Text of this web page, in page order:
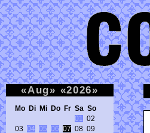
«Aug» «2026»
Mo Di Mi Do Fr Sa So
01
02
03 04 05 06 07 08 09